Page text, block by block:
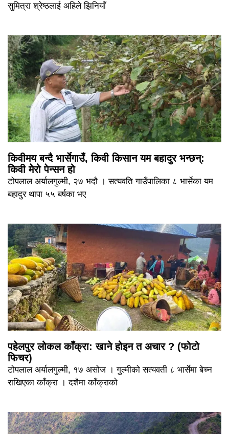
सुमित्रा श्रेष्ठलाई अहिले झिनियाँ
किवीमय बन्दै भार्सेगाउँ, किवी किसान यम बहादुर भन्छन्:
किवी मेरो पेन्सन हो
टोपलाल अर्यालगुल्मी, २७ भदौ । सत्यवति गाउँपालिका ८ भार्सेका यम
बहादुर थापा ५५ बर्षका भए
पहेलपुर लोकल काँक्रा: खाने होइन त अचार ? (फोटो
फिचर)
टोपलाल अर्यालगुल्मी, १७ असोज । गुल्मीको सत्यवती ८ भार्सेमा बेच्न
राखिएका काँक्रा । दशैमा काँक्राको